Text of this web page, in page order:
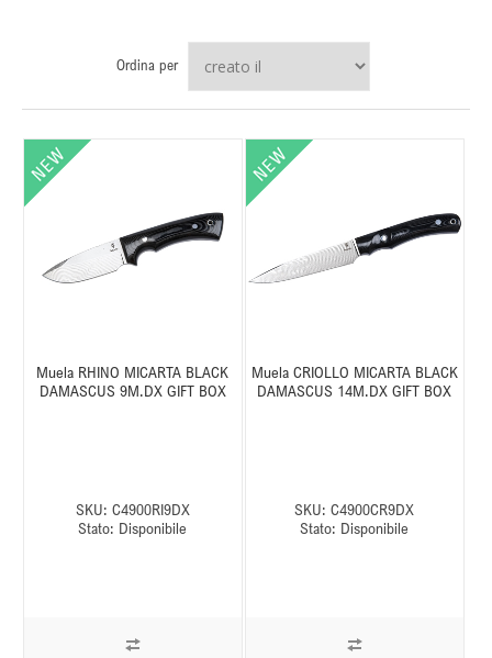
Ordina per
Muela RHINO MICARTA BLACK
DAMASCUS 9M.DX GIFT BOX
SKU: C4900RI9DX
Stato: Disponibile
Muela CRIOLLO MICARTA BLACK
DAMASCUS 14M.DX GIFT BOX
SKU: C4900CR9DX
Stato: Disponibile